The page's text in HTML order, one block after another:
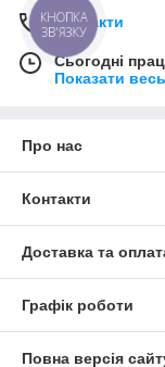
Контакти
Сьогодні
Показати
Про нас
Контакти
Доставка та
Графік роботи
Повна версія
КНОПКА
ЗВ'ЯЗКУ